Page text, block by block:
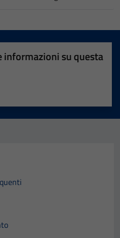
informazioni su questa
su 5
5